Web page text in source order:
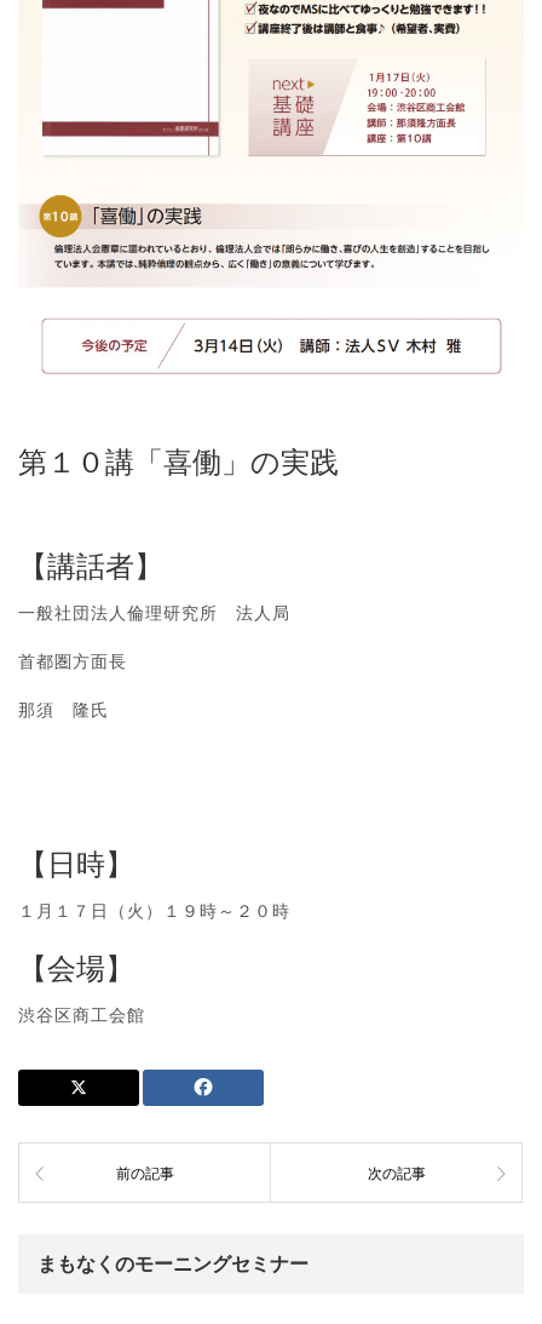
第１０講「喜働」の実践
【講話者】
一般社団法人倫理研究所 法人局
首都圏方面長
那須 隆氏
【日時】
１月１７日（火）１９時～２０時
【会場】
渋谷区商工会館
前の記事 次の記事
まもなくのモーニングセミナー